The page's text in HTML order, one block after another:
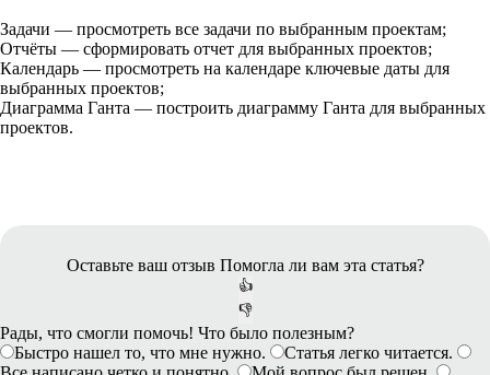
Задачи — просмотреть все задачи по выбранным проектам;
Отчёты — сформировать отчет для выбранных проектов;
Календарь — просмотреть на календаре ключевые даты для
выбранных проектов;
Диаграмма Ганта — построить диаграмму Ганта для выбранных
проектов.
Оставьте ваш отзыв Помогла ли вам эта статья?
👍
👎
Рады, что смогли помочь! Что было полезным?
Быстро нашел то, что мне нужно.
Статья легко читается.